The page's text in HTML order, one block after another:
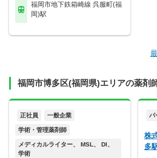
福岡市地下鉄箱崎線 呉服町(福
岡)駅
福岡市博多区(福岡県)エリアの薬剤
正社員 一般企業
学術・管理薬剤師
メディカルライター、 MSL、 DI、
学術
パ
株
多